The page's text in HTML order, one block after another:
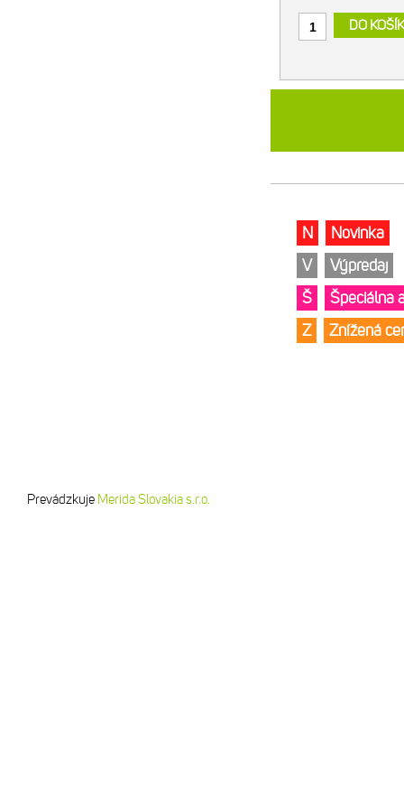
DO
N
Novinka
V
Výpredaj
Š
Špeciálna
Z
Znížená
Prevádzkuje Merida Slovakia s.r.o.